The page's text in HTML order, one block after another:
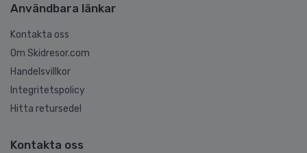
Användbara länkar
Kontakta oss
Om Skidresor.com
Handelsvillkor
Integritetspolicy
Hitta retursedel
Kontakta oss